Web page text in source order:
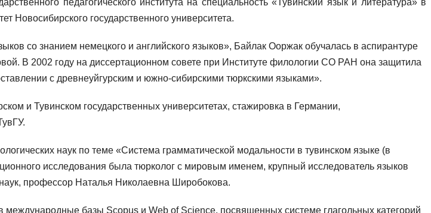
педагогического института на специальность «Тувинский язык и литература» в
Новосибирского государственного университета.
со знанием немецкого и английского языков», Байлак Ооржак обучалась в аспирантуре
В 2002 году на диссертационном совете при Институте филологии СО РАН она защитила
с древнеуйгурским и южно-сибирскими тюркскими языками».
и Тувинском государственных университетах, стажировка в Германии,
наук по теме «Система грамматической модальности в тувинском языке (в
исследования была тюрколог с мировым именем, крупный исследователь языков
профессор Наталья Николаевна Широбокова.
базы Scopus и Web of Science, посвященных системе глагольных категорий